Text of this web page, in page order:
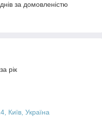
за домовленістю
рік
Київ, Україна